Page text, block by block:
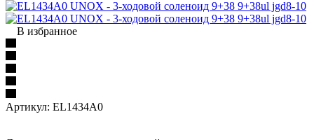
В избранное
Артикул: EL1434A0